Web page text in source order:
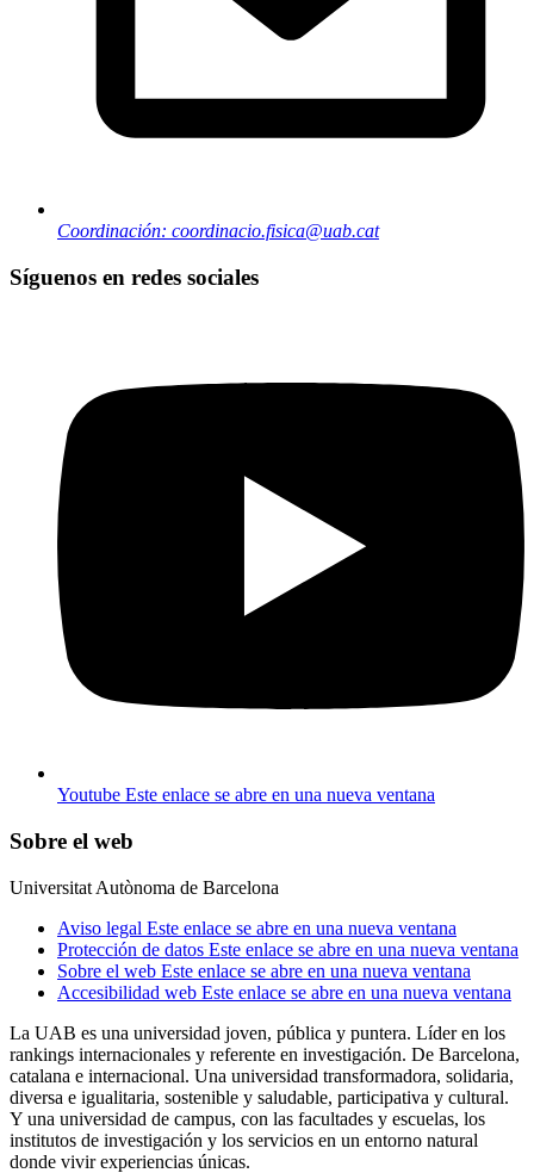
Coordinación: coordinacio.fisica@uab.cat
Síguenos en redes sociales
Youtube Este enlace se abre en una nueva ventana
Sobre el web
Universitat Autònoma de Barcelona
Aviso legal Este enlace se abre en una nueva ventana
Protección de datos Este enlace se abre en una nueva ventana
Sobre el web Este enlace se abre en una nueva ventana
Accesibilidad web Este enlace se abre en una nueva ventana
La UAB es una universidad joven, pública y puntera. Líder en los
rankings internacionales y referente en investigación. De Barcelona,
catalana e internacional. Una universidad transformadora, solidaria,
diversa e igualitaria, sostenible y saludable, participativa y cultural.
Y una universidad de campus, con las facultades y escuelas, los
institutos de investigación y los servicios en un entorno natural
donde vivir experiencias únicas.